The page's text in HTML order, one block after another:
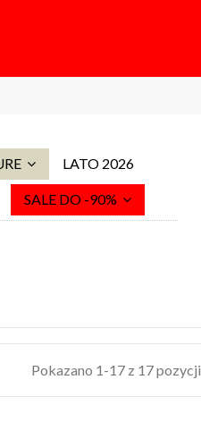
LATO 2026
SALE DO -90%
Pokazano 1-17 z 17 pozycji